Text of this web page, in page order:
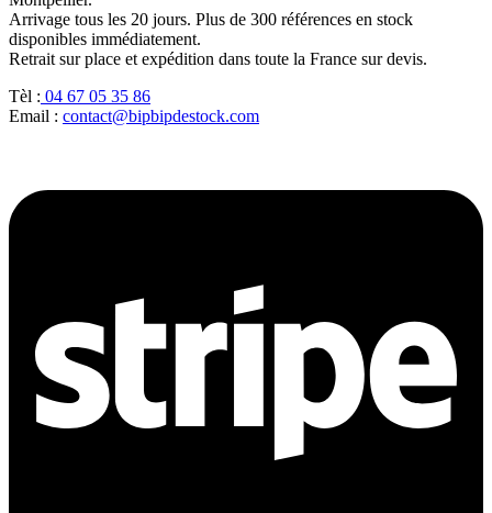
Arrivage tous les 20 jours. Plus de 300 références en stock
disponibles immédiatement.
Retrait sur place et expédition dans toute la France sur devis.
Tèl : 04 67 05 35 86
Email : contact@bipbipdestock.com